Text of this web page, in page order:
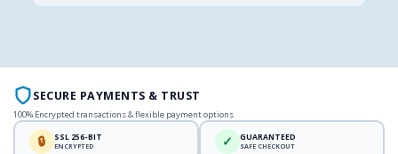
SECURE PAYMENTS & TRUST
100% Encrypted transactions & flexible payment options
🔒 SSL 256-BIT
ENCRYPTED ✓ GUARANTEED
SAFE CHECKOUT